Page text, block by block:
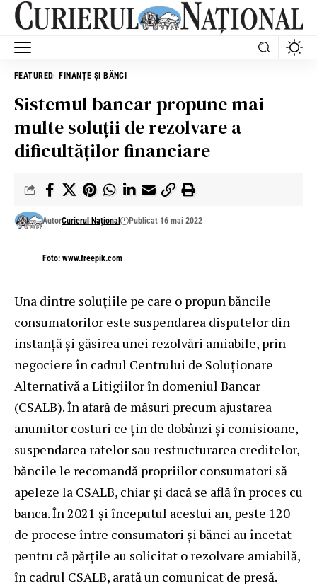
FEATURED FINANȚE ȘI BĂNCI
Sistemul bancar propune mai
multe soluții de rezolvare a
dificultăților financiare
AutorCurierul Național Publicat 16 mai 2022
Foto: www.freepik.com
Una dintre soluțiile pe care o propun băncile
consumatorilor este suspendarea disputelor din
instanță și găsirea unei rezolvări amiabile, prin
negociere în cadrul Centrului de Soluționare
Alternativă a Litigiilor în domeniul Bancar
(CSALB). În afară de măsuri precum ajustarea
anumitor costuri ce țin de dobânzi și comisioane,
suspendarea ratelor sau restructurarea creditelor,
băncile le recomandă propriilor consumatori să
apeleze la CSALB, chiar și dacă se află în proces cu
banca. În 2021 și începutul acestui an, peste 120
de procese între consumatori și bănci au încetat
pentru că părțile au solicitat o rezolvare amiabilă,
în cadrul CSALB, arată un comunicat de presă.